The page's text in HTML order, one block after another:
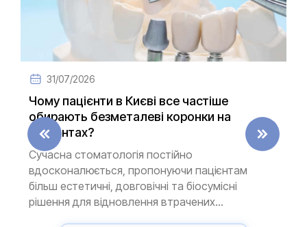
31/07/2026
Чому пацієнти в Києві все частіше
обирають безметалеві коронки на
імплантах?
Сучасна стоматологія постійно
вдосконалюється, пропонуючи пацієнтам
більш естетичні, довговічні та біосумісні
рішення для відновлення втрачених...